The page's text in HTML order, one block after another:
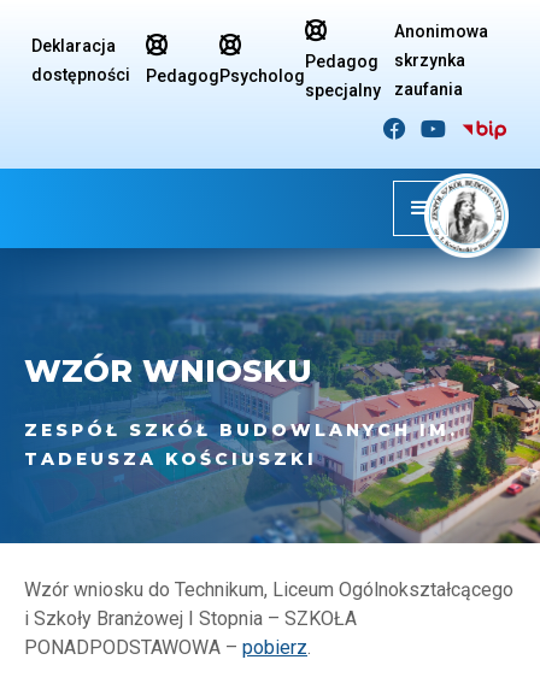
Deklaracja
dostępności

Pedagog

Psycholog

Pedagog
specjalny
Anonimowa
skrzynka
zaufania
 
WZÓR WNIOSKU
ZESPÓŁ SZKÓŁ BUDOWLANYCH IM.
TADEUSZA KOŚCIUSZKI
Wzór wniosku do Technikum, Liceum Ogólnokształcącego
i Szkoły Branżowej I Stopnia – SZKOŁA
PONADPODSTAWOWA – pobierz.